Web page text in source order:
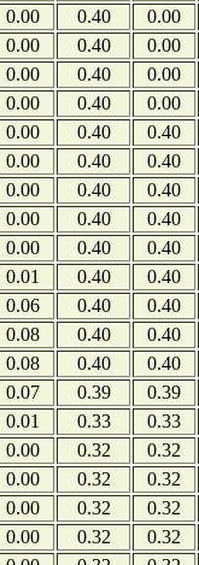
0.00 0.40 0.00
0.00 0.40 0.00
0.00 0.40 0.00
0.00 0.40 0.00
0.00 0.40 0.40
0.00 0.40 0.40
0.00 0.40 0.40
0.00 0.40 0.40
0.00 0.40 0.40
0.01 0.40 0.40
0.06 0.40 0.40
0.08 0.40 0.40
0.08 0.40 0.40
0.07 0.39 0.39
0.01 0.33 0.33
0.00 0.32 0.32
0.00 0.32 0.32
0.00 0.32 0.32
0.00 0.32 0.32